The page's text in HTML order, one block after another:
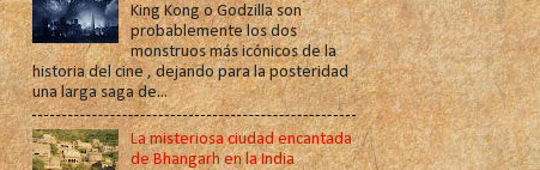
King Kong o Godzilla son
probablemente los dos
monstruos más icónicos de la
historia del cine , dejando para la posteridad
una larga saga de...
La misteriosa ciudad encantada
de Bhangarh en la India